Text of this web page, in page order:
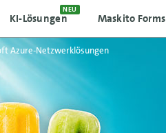
KI-Lösungen
NEU
Maskito Forms
Azure-Netzwerklösungen